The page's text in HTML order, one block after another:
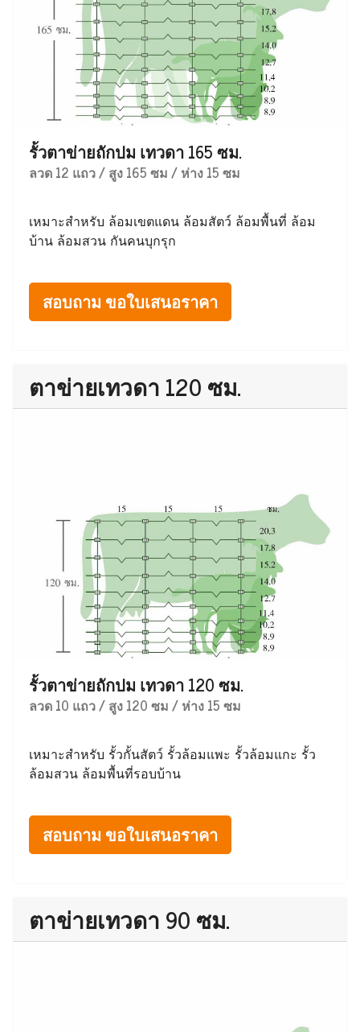
รั้วตาข่ายถักปม เทวดา 165 ซม.
ลวด 12 แถว / สูง 165 ซม / ห่าง 15 ซม
เหมาะสำหรับ ล้อมเขตแดน ล้อมสัตว์ ล้อมพื้นที่ ล้อม
บ้าน ล้อมสวน กันคนบุกรุก
สอบถาม ขอใบเสนอราคา
ตาข่ายเทวดา 120 ซม.
รั้วตาข่ายถักปม เทวดา 120 ซม.
ลวด 10 แถว / สูง 120 ซม / ห่าง 15 ซม
เหมาะสำหรับ รั้วกั้นสัตว์ รั้วล้อมแพะ รั้วล้อมแกะ รั้ว
ล้อมสวน ล้อมพื้นที่รอบบ้าน
สอบถาม ขอใบเสนอราคา
ตาข่ายเทวดา 90 ซม.